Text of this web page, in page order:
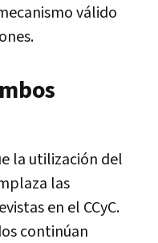
válido
la utilización del
las
en el CCyC.
continúan